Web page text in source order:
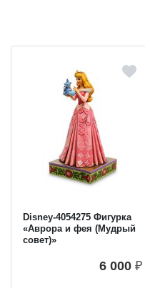
Disney-4054275 Фигурка
«Аврора и фея (Мудрый
совет)»
6 000 ₽